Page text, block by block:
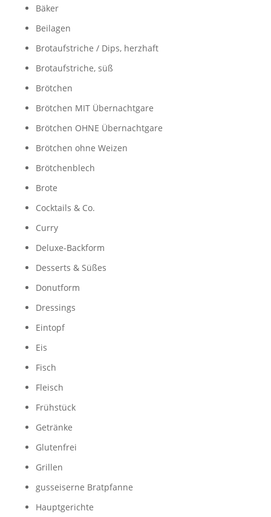
Bäker
Beilagen
Brotaufstriche / Dips, herzhaft
Brotaufstriche, süß
Brötchen
Brötchen MIT Übernachtgare
Brötchen OHNE Übernachtgare
Brötchen ohne Weizen
Brötchenblech
Brote
Cocktails & Co.
Curry
Deluxe-Backform
Desserts & Süßes
Donutform
Dressings
Eintopf
Eis
Fisch
Fleisch
Frühstück
Getränke
Glutenfrei
Grillen
gusseiserne Bratpfanne
Hauptgerichte